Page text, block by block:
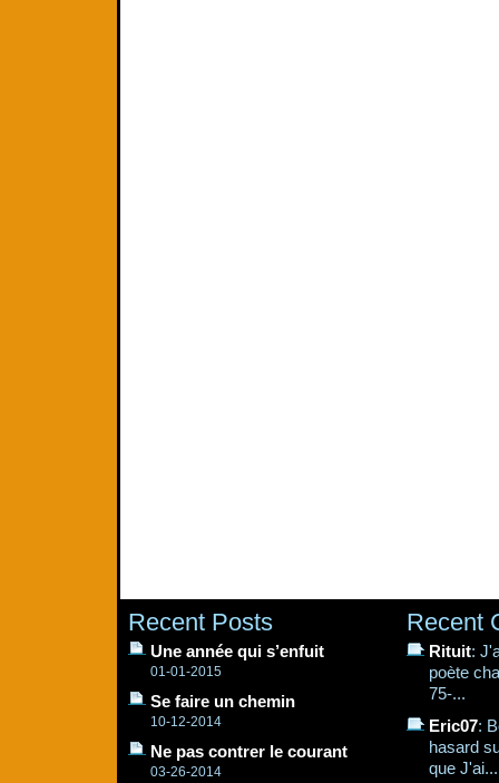
Recent Posts
Une année qui s’enfuit
01-01-2015
Se faire un chemin
10-12-2014
Ne pas contrer le courant
03-26-2014
Recent
Rituit:
poète
75-...
Eric07:
hasard
que J'ai...